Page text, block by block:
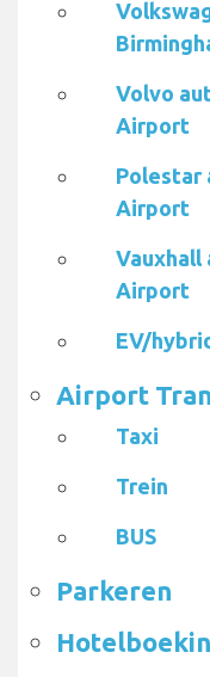
Volvo
Airport
Polestar
Airport
Vauxhall
Airport
EV/
Airport
Taxi
Trein
BUS
Parkeren